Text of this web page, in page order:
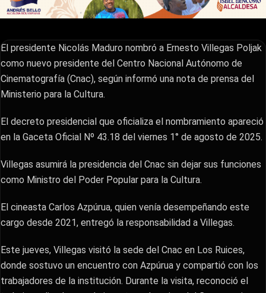
El presidente Nicolás Maduro nombró a Ernesto Villegas Poljak
como nuevo presidente del Centro Nacional Autónomo de
Cinematografía (Cnac), según informó una nota de prensa del
Ministerio para la Cultura.
El decreto presidencial que oficializa el nombramiento apareció
en la Gaceta Oficial Nº 43.18 del viernes 1° de agosto de 2025.
Villegas asumirá la presidencia del Cnac sin dejar sus funciones
como Ministro del Poder Popular para la Cultura.
El cineasta Carlos Azpúrua, quien venía desempeñando este
cargo desde 2021, entregó la responsabilidad a Villegas.
Este jueves, Villegas visitó la sede del Cnac en Los Ruices,
donde sostuvo un encuentro con Azpúrua y compartió con los
trabajadores de la institución. Durante la visita, reconoció el